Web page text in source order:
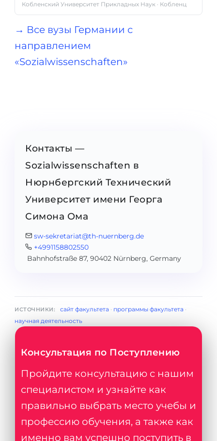
Кобленский Университет Прикладных Наук · Кобленц
→ Все вузы Германии с
направлением
«Sozialwissenschaften»
Контакты —
Sozialwissenschaften в
Нюрнбергский Технический
Университет имени Георга
Симона Ома
sw-sekretariat@th-nuernberg.de
+4991158802550
Bahnhofstraße 87, 90402 Nürnberg, Germany
ИСТОЧНИКИ: сайт факультета · программы факультета ·
научная деятельность
Консультация по Поступлению
Пройдите консультацию с нашим
специалистом и узнайте как
правильно выбрать место учебы и
профессию обучения, а также как
именно вам успешно поступить в